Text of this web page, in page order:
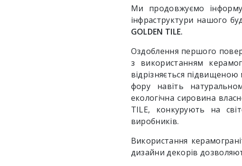
Ми продовжуємо
інфраструктури нашого
GOLDEN TILE.
Оздоблення першого
з використанням
відрізняється
фору навіть
екологічна сировина
TILE, конкурують на
виробників.
Використання
дизайни декорів